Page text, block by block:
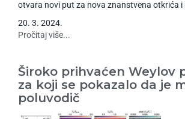
otvara novi put za nova znanstvena otkrića i
20. 3. 2024.
Pročitaj više...
Široko prihvaćen Weylov
za koji se pokazalo da je
poluvodič